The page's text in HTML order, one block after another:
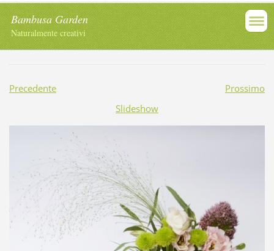
Bambusa Garden
Naturalmente creativi
Precedente
Prossimo
Slideshow